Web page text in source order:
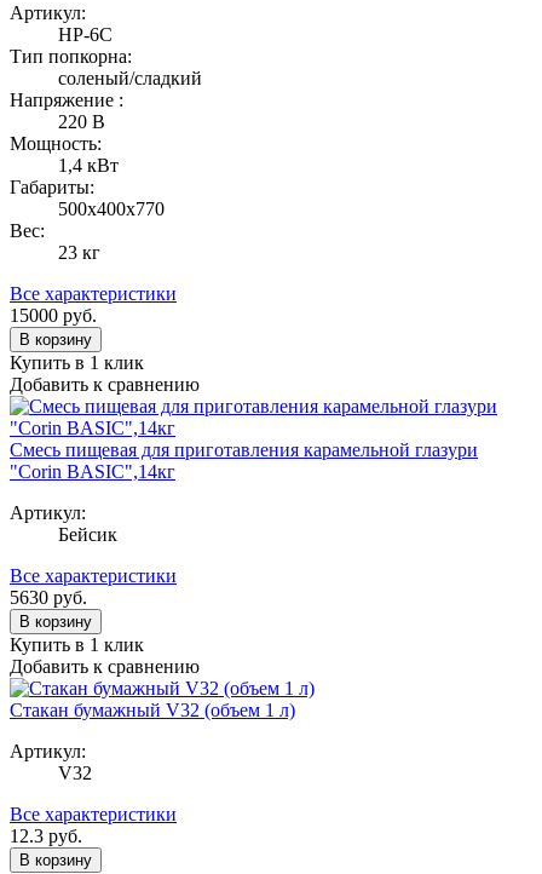
Артикул:
HP-6C
Тип попкорна:
соленый/сладкий
Напряжение :
220 В
Мощность:
1,4 кВт
Габариты:
500х400х770
Вес:
23 кг
Все характеристики
15000 руб.
В корзину
Купить в 1 клик
Добавить к сравнению
Смесь пищевая для приготавления карамельной глазури
"Corin BASIC",14кг
Артикул:
Бейсик
Все характеристики
5630 руб.
В корзину
Купить в 1 клик
Добавить к сравнению
Стакан бумажный V32 (объем 1 л)
Артикул:
V32
Все характеристики
12.3 руб.
В корзину